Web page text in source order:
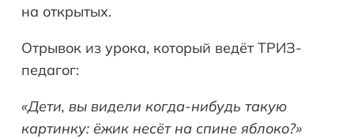
на открытых.
Отрывок из урока, который ведёт ТРИЗ-
педагог:
«Дети, вы видели когда-нибудь такую
картинку: ёжик несёт на спине яблоко?»